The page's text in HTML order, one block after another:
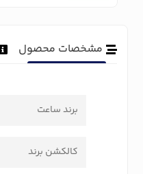
مشخصات محصول
برند ساعت
کالکشن برند